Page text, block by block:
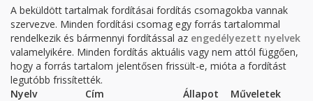
A beküldött tartalmak fordításai fordítás csomagokba vannak
szervezve. Minden fordítási csomag egy forrás tartalommal
rendelkezik és bármennyi fordítással az engedélyezett nyelvek
valamelyikére. Minden fordítás aktuális vagy nem attól függően,
hogy a forrás tartalom jelentősen frissült-e, mióta a fordítást
legutóbb frissítették.
Nyelv
Cím Állapot
Műveletek